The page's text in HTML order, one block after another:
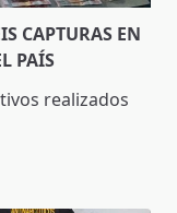
CAPTURAS EN
PAÍS
realizados